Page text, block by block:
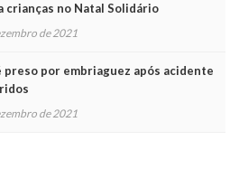
crianças no Natal Solidário
de 2021
por embriaguez após acidente
de 2021